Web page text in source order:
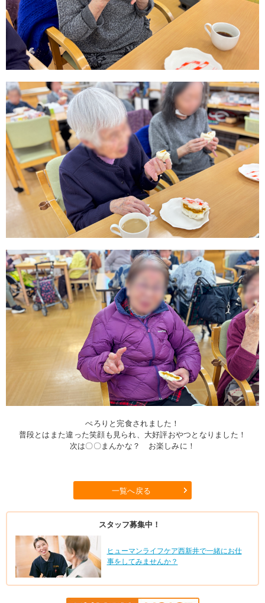
ぺろりと完食されました！
普段とはまた違った笑顔も見られ、大好評おやつとなりました！
次は〇〇まんかな？ お楽しみに！
一覧へ戻る
スタッフ募集中！
ヒューマンライフケア西新井で一緒にお仕
事をしてみませんか？